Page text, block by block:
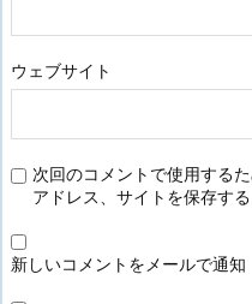
ウェブサイト
次回のコメントで使用する
アドレス、サイトを保存する
新しいコメントをメールで通知